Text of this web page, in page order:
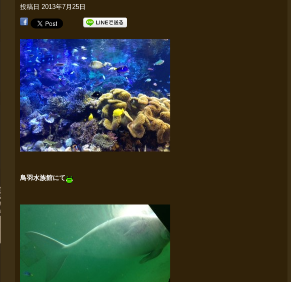
投稿日 2013年7月25日
鳥羽水族館にて